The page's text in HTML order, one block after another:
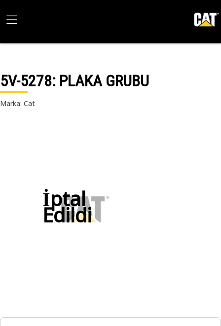
5V-5278: PLAKA GRUBU
Marka: Cat
İptal
Edildi